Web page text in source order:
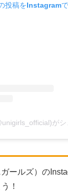
投稿をInstagram
が
ールズ）の
！